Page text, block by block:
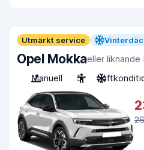
Utmärkt service
Opel Mokkaeller liknande
Manuell
5